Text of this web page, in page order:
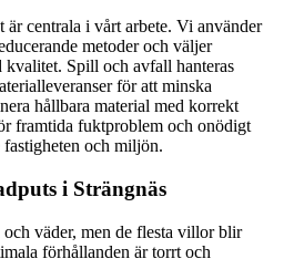
centrala i vårt arbete. Vi använder
metoder och väljer
kvalitet. Spill och avfall hanteras
för att minska
hållbara material med korrekt
framtida fuktproblem och onödigt
och miljön.
i Strängnäs
väder, men de flesta villor blir
förhållanden är torrt och